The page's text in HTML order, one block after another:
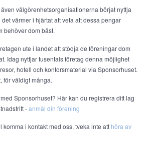
välgörenhetsorganisationerna börjat nyttja
värmer i hjärtat att veta att dessa pengar
behöver dom bäst.
ute i landet att stödja de föreningar dom
Idag nyttjar tusentals företag denna möjlighet
hotell och kontorsmaterial via Sponsorhuset.
för väldigt många.
Sponsorhuset? Här kan du registrera ditt lag
-anmäl din förening
komma i kontakt med oss, tveka inte att höra av